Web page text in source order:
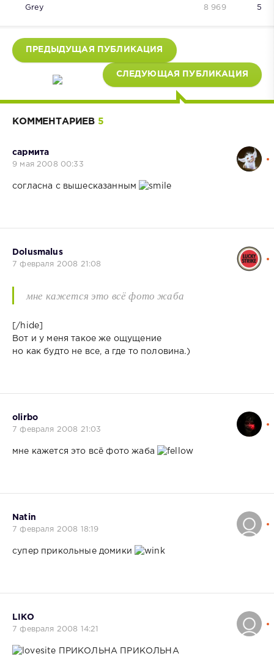
Grey 5
8 969
ПРЕДЫДУЩАЯ ПУБЛИКАЦИЯ
СЛЕДУЮЩАЯ ПУБЛИКАЦИЯ
КОММЕНТАРИЕВ 5
сармита
9 мая 2008 00:33
согласна с вышесказанным
Dolusmalus
7 февраля 2008 21:08
мне кажется это всё фото жаба
[/hide]
Вот и у меня такое же ощущение
но как будто не все, а где то половина.)
olirbo
7 февраля 2008 21:03
мне кажется это всё фото жаба
Natin
7 февраля 2008 18:19
супер прикольные домики
LIKO
7 февраля 2008 14:21
ПРИКОЛЬНА ПРИКОЛЬНА